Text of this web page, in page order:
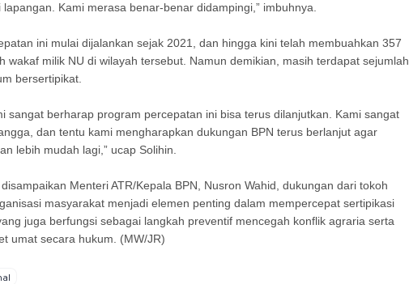
Kami merasa benar-benar didampingi,” imbuhnya.
ini mulai dijalankan sejak 2021, dan hingga kini telah membuahkan 357
wakaf milik NU di wilayah tersebut. Namun demikian, masih terdapat sejumlah
bersertipikat.
sangat berharap program percepatan ini bisa terus dilanjutkan. Kami sangat
dan tentu kami mengharapkan dukungan BPN terus berlanjut agar
lebih mudah lagi,” ucap Solihin.
Menteri ATR/Kepala BPN, Nusron Wahid, dukungan dari tokoh
masyarakat menjadi elemen penting dalam mempercepat sertipikasi
juga berfungsi sebagai langkah preventif mencegah konflik agraria serta
umat secara hukum. (MW/JR)